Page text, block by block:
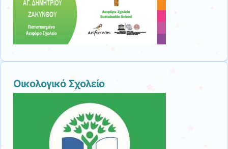
Οικολογικό Σχολείο